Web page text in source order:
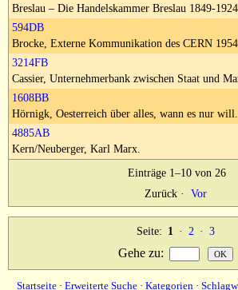
Breslau – Die Handelskammer Breslau 1849-
594DB
Brocke, Externe Kommunikation des CERN
3214FB
Cassier, Unternehmerbank zwischen Staat und
1608BB
Hörnigk, Oesterreich über alles, wann es nur will.
4885AB
Kern/Neuberger, Karl Marx.
Einträge 1–10 von 26
Zurück· Vor
Seite: 1 · 2 · 3
Gehe zu:
Startseite · Erweiterte Suche · Kategorien ·